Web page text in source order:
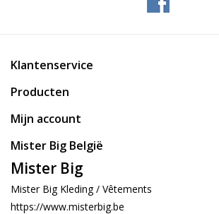
Klantenservice
Producten
Mijn account
Mister Big België
Mister Big
Mister Big Kleding / Vêtements
https://www.misterbig.be